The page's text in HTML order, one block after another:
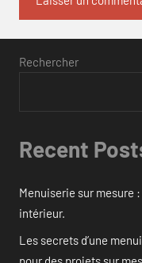
Rechercher
Recent
Menuiserie sur mesure
intérieur.
Les secrets d’une